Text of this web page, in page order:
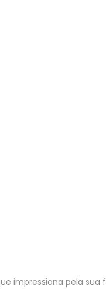
impressiona pela